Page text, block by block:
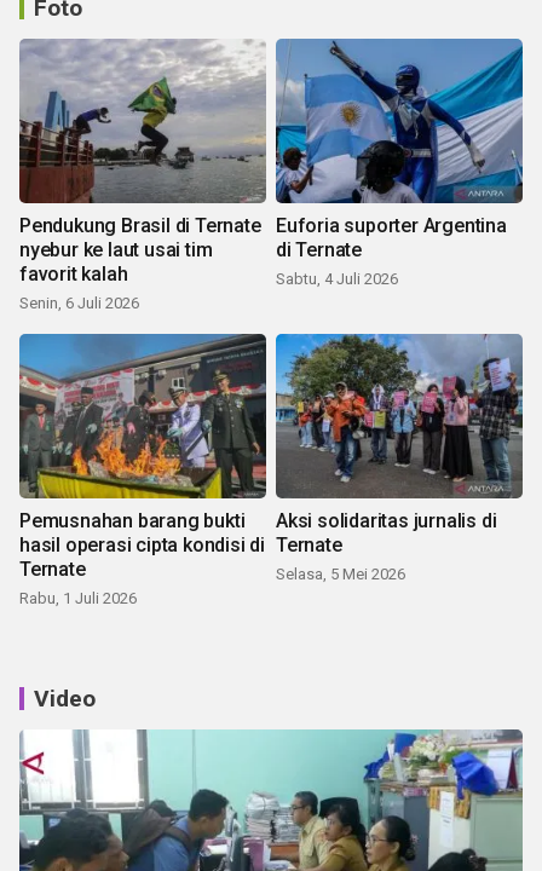
Foto
Pendukung Brasil di Ternate
nyebur ke laut usai tim
favorit kalah
Senin, 6 Juli 2026
Euforia suporter Argentina
di Ternate
Sabtu, 4 Juli 2026
Pemusnahan barang bukti
hasil operasi cipta kondisi di
Ternate
Rabu, 1 Juli 2026
Aksi solidaritas jurnalis di
Ternate
Selasa, 5 Mei 2026
Video